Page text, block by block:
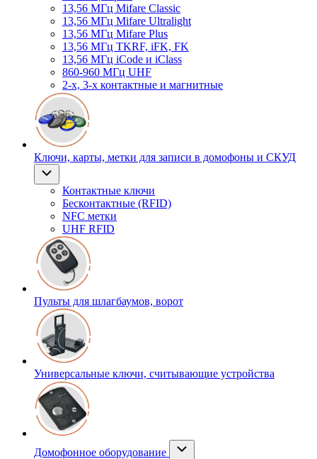
13,56 МГц Mifare Classic
13,56 МГц Mifare Ultralight
13,56 МГц Mifare Plus
13,56 МГц TKRF, iFK, FK
13,56 МГц iCode и iClass
860-960 МГц UHF
2-х, 3-х контактные и магнитные
Ключи, карты, метки для записи в домофоны и СКУД
Контактные ключи
Бесконтактные (RFID)
NFC метки
UHF RFID
Пульты для шлагбаумов, ворот
Универсальные ключи, считывающие устройства
Домофонное оборудование